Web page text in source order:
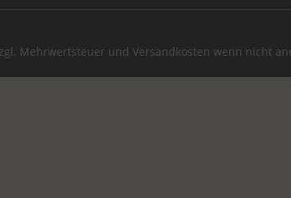
Mehrwertsteuer undVersandkosten wenn nicht